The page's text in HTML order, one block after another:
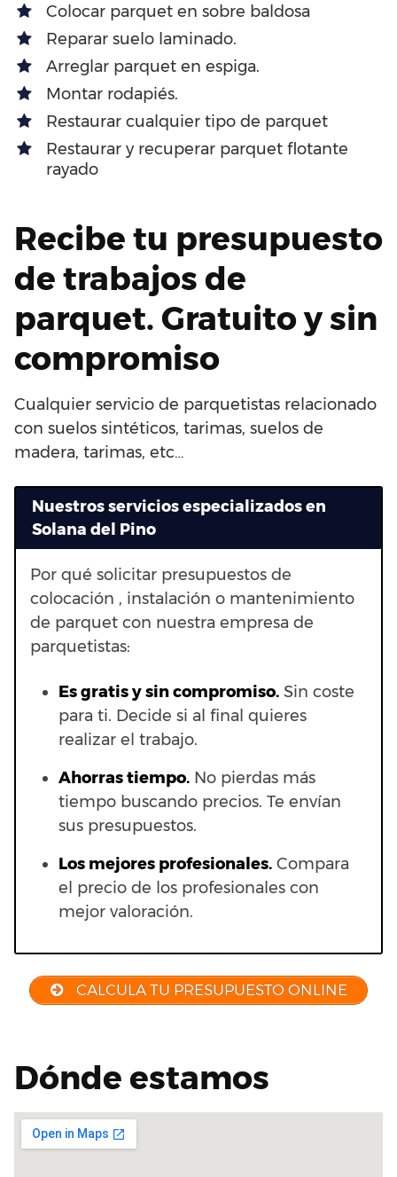
Colocar parquet en sobre baldosa
Reparar suelo laminado.
Arreglar parquet en espiga.
Montar rodapiés.
Restaurar cualquier tipo de parquet
Restaurar y recuperar parquet flotante
rayado
Recibe tu presupuesto
de trabajos de
parquet. Gratuito y sin
compromiso
Cualquier servicio de parquetistas relacionado
con suelos sintéticos, tarimas, suelos de
madera, tarimas, etc…
Nuestros servicios especializados en
Solana del Pino
Por qué solicitar presupuestos de
colocación , instalación o mantenimiento
de parquet con nuestra empresa de
parquetistas:
Es gratis y sin compromiso. Sin coste
para ti. Decide si al final quieres
realizar el trabajo.
Ahorras tiempo. No pierdas más
tiempo buscando precios. Te envían
sus presupuestos.
Los mejores profesionales. Compara
el precio de los profesionales con
mejor valoración.
CALCULA TU PRESUPUESTO ONLINE
Dónde estamos